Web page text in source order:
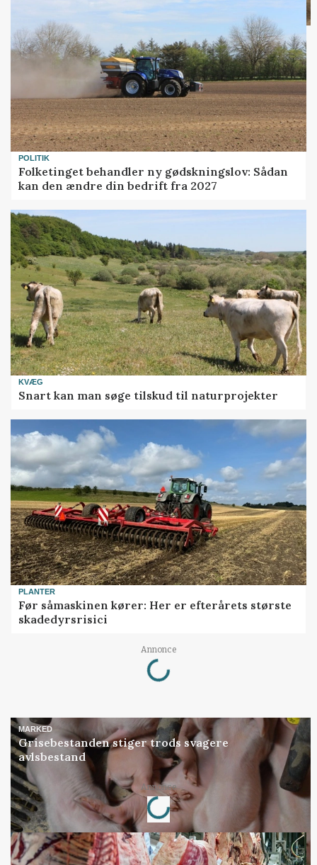
POLITIK
Folketinget behandler ny gødskningslov: Sådan
kan den ændre din bedrift fra 2027
KVÆG
Snart kan man søge tilskud til naturprojekter
PLANTER
Før såmaskinen kører: Her er efterårets største
skadedyrsrisici
Annonce
Loading...
MARKED
Grisebestanden stiger trods svagere
avlsbestand
Annonce
Loading...